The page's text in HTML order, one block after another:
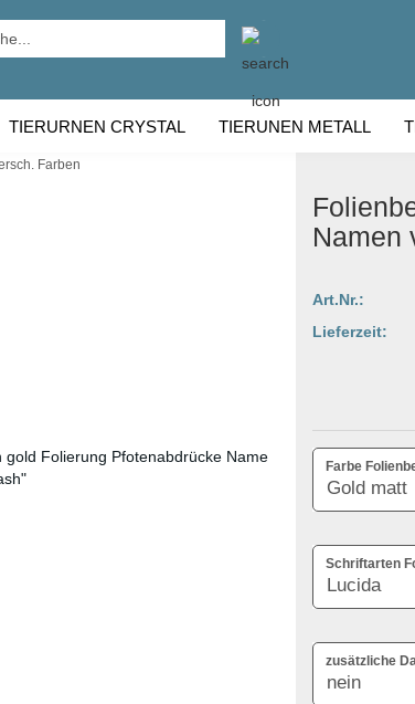
TIERURNEN CRYSTAL TIERUNEN METALL
Farben
Namen
Art.Nr.:
Lieferzeit:
Farbe
Schriftarten
zusätzliche